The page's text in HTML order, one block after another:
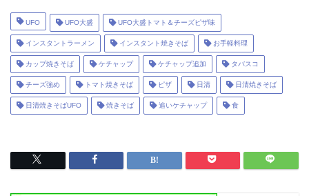
UFO UFO大盛 UFO大盛トマト＆チーズピザ味
インスタントラーメン インスタント焼きそば お手軽料理
カップ焼きそば ケチャップ ケチャップ追加 タバスコ
チーズ強め トマト焼きそば ピザ 日清 日清焼きそば
日清焼きそばUFO 焼きそば 追いケチャップ 食